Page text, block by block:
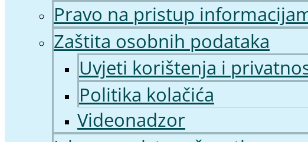
Pravo na pristup
Zaštita osobnih podataka
Uvjeti korištenja i
Politika kolačića
Videonadzor